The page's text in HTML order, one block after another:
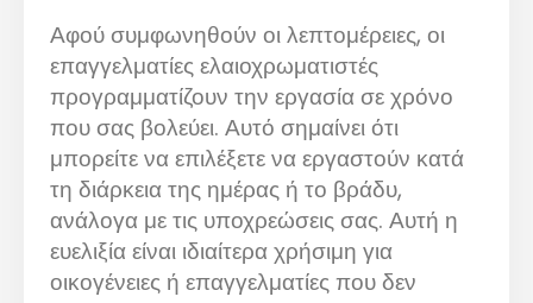
Αφού συμφωνηθούν οι λεπτομέρειες, οι
επαγγελματίες ελαιοχρωματιστές
προγραμματίζουν την εργασία σε χρόνο
που σας βολεύει. Αυτό σημαίνει ότι
μπορείτε να επιλέξετε να εργαστούν κατά
τη διάρκεια της ημέρας ή το βράδυ,
ανάλογα με τις υποχρεώσεις σας. Αυτή η
ευελιξία είναι ιδιαίτερα χρήσιμη για
οικογένειες ή επαγγελματίες που δεν